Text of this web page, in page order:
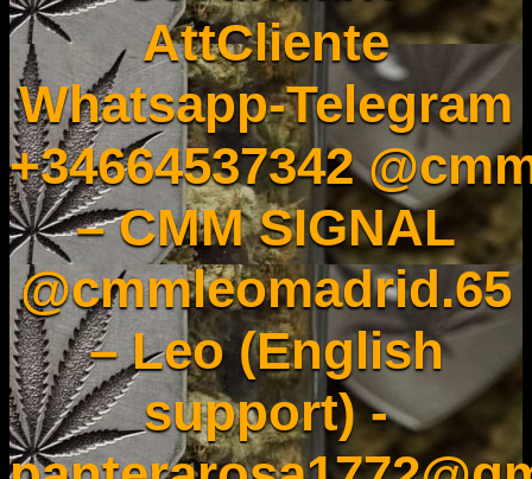
AttCliente
Whatsapp-Telegram
+34664537342
– CMM SIGNAL
@cmmleomadrid.65
– Leo (English
support) -